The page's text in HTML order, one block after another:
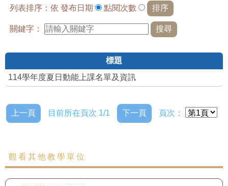
列表排序：依 發布日期 點閱次數
關鍵字：
標題
114學年度夏日動能上課名單及資訊
上一頁 目前所在頁次 1/1 下一頁 頁次：
觀看其他教學單位